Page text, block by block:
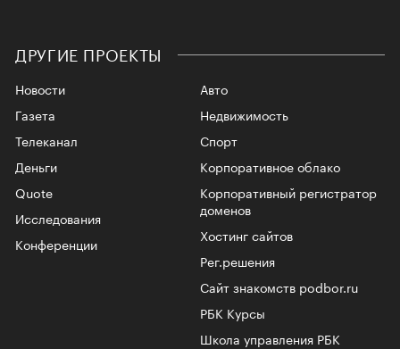
ДРУГИЕ ПРОЕКТЫ
Новости
Газета
Телеканал
Авто
Недвижимость
Спорт
Корпоративное облако
Корпоративный регистратор
доменов
Хостинг сайтов
Рег.решения
Сайт знакомств podbor.ru
РБК Курсы
Школа управления РБК
Деньги
Quote
Исследования
Конференции